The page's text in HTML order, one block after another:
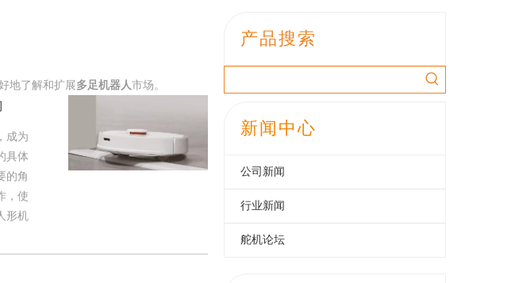
地了解和扩展多足机器人市场。
成为
具体
的角
，使
形机
产品搜索
新闻中心
公司新闻
行业新闻
舵机论坛